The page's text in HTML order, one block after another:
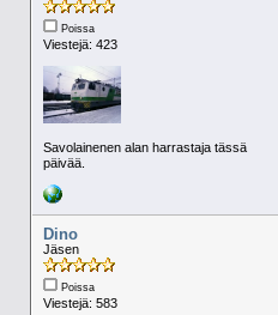
Poissa
Viestejä: 423
Savolainenen alan harrastaja tässä
päivää.
Dino
Jäsen
Poissa
Viestejä: 583